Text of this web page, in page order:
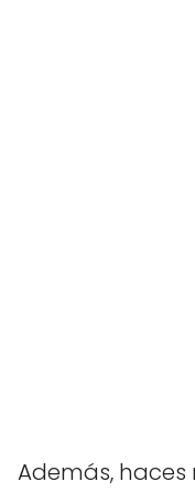
Además,